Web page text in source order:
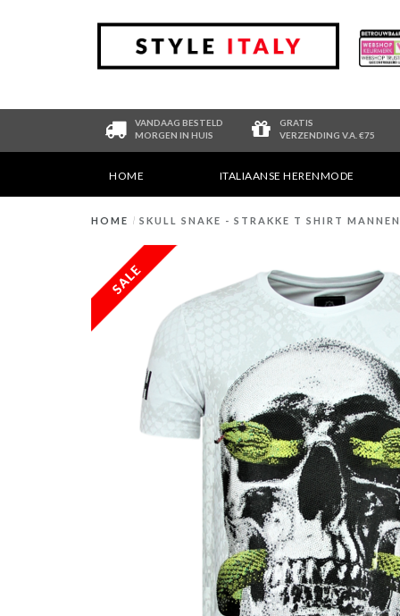
VANDAAG BESTELD
MORGEN IN HUIS
GRATIS
VERZENDING V.A. €75
HOME ITALIAANSE HERENMODE
HOME / SKULL SNAKE - STRAKKE T SHIRT